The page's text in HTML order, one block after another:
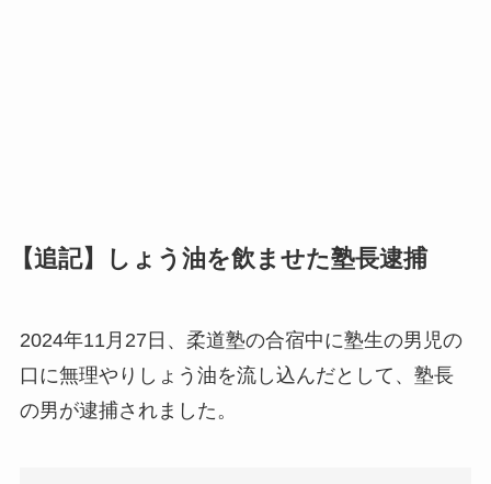
【追記】しょう油を飲ませた塾長逮捕
2024年11月27日、柔道塾の合宿中に塾生の男児の
口に無理やりしょう油を流し込んだとして、塾長
の男が逮捕されました。